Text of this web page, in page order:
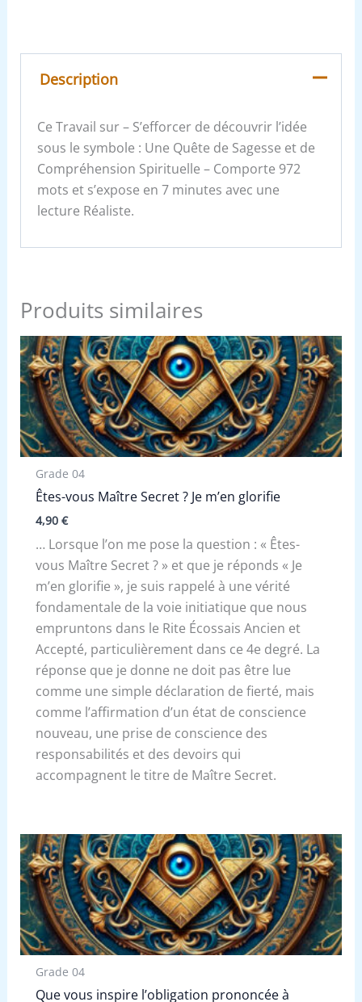
Description
Ce Travail sur – S’efforcer de découvrir l’idée
sous le symbole : Une Quête de Sagesse et de
Compréhension Spirituelle – Comporte 972
mots et s’expose en 7 minutes avec une
lecture Réaliste.
Produits similaires
Grade 04
Êtes-vous Maître Secret ? Je m’en glorifie
4,90 €
… Lorsque l’on me pose la question : « Êtes-
vous Maître Secret ? » et que je réponds « Je
m’en glorifie », je suis rappelé à une vérité
fondamentale de la voie initiatique que nous
empruntons dans le Rite Écossais Ancien et
Accepté, particulièrement dans ce 4e degré. La
réponse que je donne ne doit pas être lue
comme une simple déclaration de fierté, mais
comme l’affirmation d’un état de conscience
nouveau, une prise de conscience des
responsabilités et des devoirs qui
accompagnent le titre de Maître Secret.
Grade 04
Que vous inspire l’obligation prononcée à